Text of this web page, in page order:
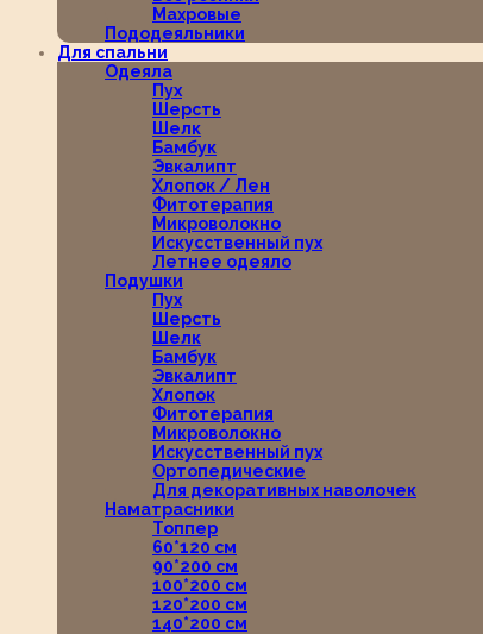
Махровые
Пододеяльники
Для спальни
Одеяла
Пух
Шерсть
Шелк
Бамбук
Эвкалипт
Хлопок / Лен
Фитотерапия
Микроволокно
Искусственный пух
Летнее одеяло
Подушки
Пух
Шерсть
Шелк
Бамбук
Эвкалипт
Хлопок
Фитотерапия
Микроволокно
Искусственный пух
Ортопедические
Для декоративных наволочек
Наматрасники
Топпер
60*120 см
90*200 см
100*200 см
120*200 см
140*200 см